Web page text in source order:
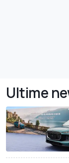
Ultime